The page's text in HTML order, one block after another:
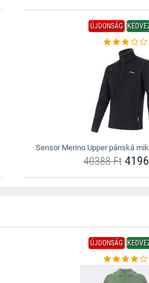
ÚJDONSÁG
Sensor Merino Upper pánská
40388 Ft
ÚJDONSÁG